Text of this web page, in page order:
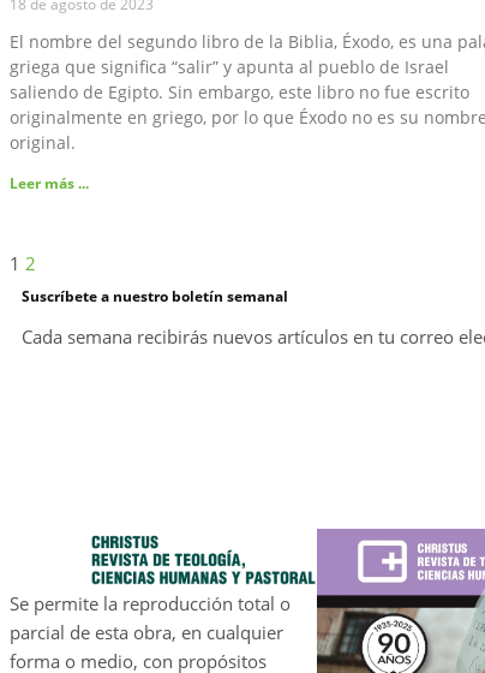
18 de agosto de 2023
El nombre del segundo libro de la Biblia, Éxodo, es una
griega que significa “salir” y apunta al pueblo de Israel
saliendo de Egipto. Sin embargo, este libro no fue escrito
originalmente en griego, por lo que Éxodo no es su nombre
original.
Leer más ...
1 2
Suscríbete a nuestro boletín semanal
Cada semana recibirás nuevos artículos en tu correo
Se permite la reproducción total o
parcial de esta obra, en cualquier
forma o medio, con propósitos